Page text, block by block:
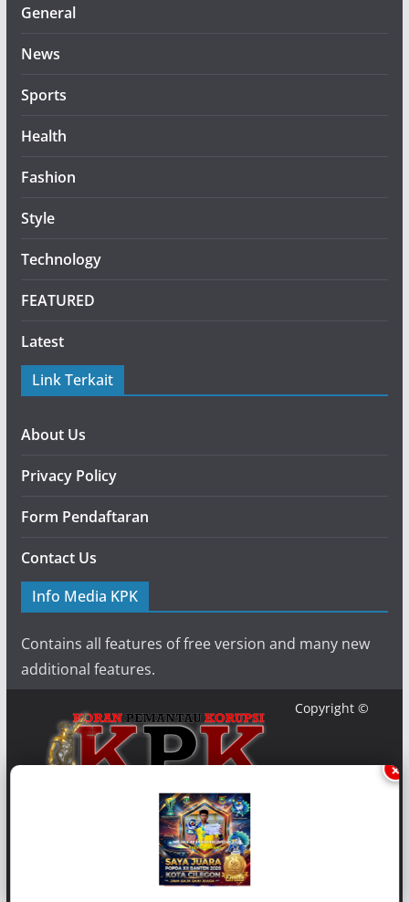
General
News
Sports
Health
Fashion
Style
Technology
FEATURED
Latest
Link Terkait
About Us
Privacy Policy
Form Pendaftaran
Contact Us
Info Media KPK
Contains all features of free version and many new
additional features.
Copyright ©
}. Powered by {Media KPK} and {
×